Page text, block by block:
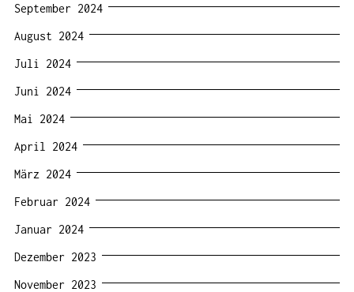
September 2024
August 2024
Juli 2024
Juni 2024
Mai 2024
April 2024
März 2024
Februar 2024
Januar 2024
Dezember 2023
November 2023